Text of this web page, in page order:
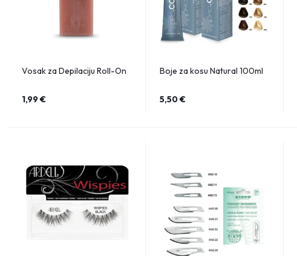
Vosak za Depilaciju Roll-On
1,99€
Boje za kosu Natural 100ml
5,50€